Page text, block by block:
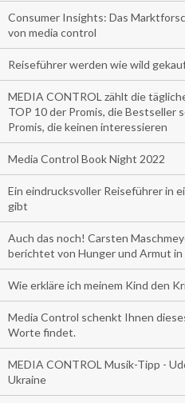
Consumer Insights: Das
von media control
Reiseführer werden wie wild
MEDIA CONTROL zählt die
TOP 10 der Promis, die Bestseller
Promis, die keinen interessieren
Media Control Book Night 2022
Ein eindrucksvoller Reiseführer in
gibt
Auch das noch! Carsten
berichtet von Hunger und Armut
Wie erkläre ich meinem Kind den
Media Control schenkt Ihnen
Worte findet.
MEDIA CONTROL Musik-Tipp -
Ukraine